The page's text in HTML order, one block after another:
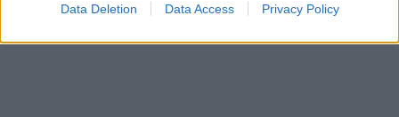
Data Deletion Data Access Privacy Policy